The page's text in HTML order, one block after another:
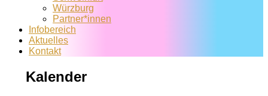
Würzburg
Partner*innen
Infobereich
Aktuelles
Kontakt
Kalender